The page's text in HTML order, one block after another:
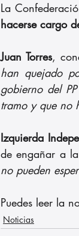
La
hacerse cargo
Juan Torres,
han quejado
gobierno del
tramo y que no
Izquierda
de engañar a
no pueden
Puedes leer la
Noticias